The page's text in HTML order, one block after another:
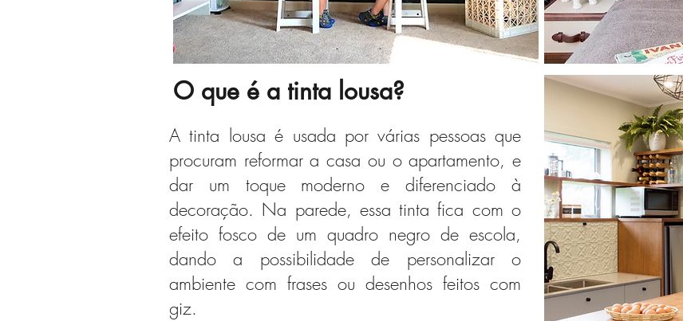
O que é a tinta lousa?
A tinta lousa é usada por várias pessoas que
procuram reformar a casa ou o apartamento, e
dar um toque moderno e diferenciado à
decoração. Na parede, essa tinta fica com o
efeito fosco de um quadro negro de escola,
dando a possibilidade de personalizar o
ambiente com frases ou desenhos feitos com
giz.